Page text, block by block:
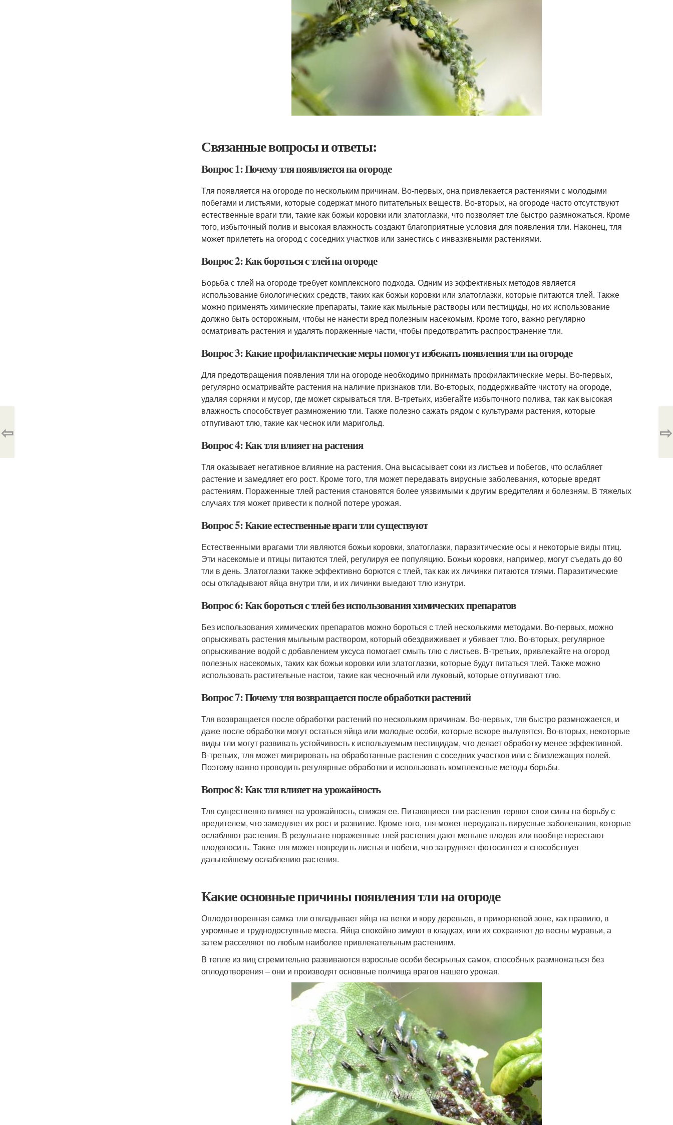
Связанные вопросы и ответы:
Вопрос 1: Почему тля появляется на огороде
Тля появляется на огороде по нескольким причинам. Во-первых, она привлекается растениями с молодыми
побегами и листьями, которые содержат много питательных веществ. Во-вторых, на огороде часто отсутствуют
естественные враги тли, такие как божьи коровки или златоглазки, что позволяет тле быстро размножаться. Кроме
того, избыточный полив и высокая влажность создают благоприятные условия для появления тли. Наконец, тля
может прилететь на огород с соседних участков или занестись с инвазивными растениями.
Вопрос 2: Как бороться с тлей на огороде
Борьба с тлей на огороде требует комплексного подхода. Одним из эффективных методов является
использование биологических средств, таких как божьи коровки или златоглазки, которые питаются тлей. Также
можно применять химические препараты, такие как мыльные растворы или пестициды, но их использование
должно быть осторожным, чтобы не нанести вред полезным насекомым. Кроме того, важно регулярно
осматривать растения и удалять пораженные части, чтобы предотвратить распространение тли.
Вопрос 3: Какие профилактические меры помогут избежать появления тли на огороде
Для предотвращения появления тли на огороде необходимо принимать профилактические меры. Во-первых,
регулярно осматривайте растения на наличие признаков тли. Во-вторых, поддерживайте чистоту на огороде,
удаляя сорняки и мусор, где может скрываться тля. В-третьих, избегайте избыточного полива, так как высокая
влажность способствует размножению тли. Также полезно сажать рядом с культурами растения, которые
отпугивают тлю, такие как чеснок или маригольд.
Вопрос 4: Как тля влияет на растения
Тля оказывает негативное влияние на растения. Она высасывает соки из листьев и побегов, что ослабляет
растение и замедляет его рост. Кроме того, тля может передавать вирусные заболевания, которые вредят
растениям. Пораженные тлей растения становятся более уязвимыми к другим вредителям и болезням. В тяжелых
случаях тля может привести к полной потере урожая.
Вопрос 5: Какие естественные враги тли существуют
Естественными врагами тли являются божьи коровки, златоглазки, паразитические осы и некоторые виды птиц.
Эти насекомые и птицы питаются тлей, регулируя ее популяцию. Божьи коровки, например, могут съедать до 60
тли в день. Златоглазки также эффективно борются с тлей, так как их личинки питаются тлями. Паразитические
осы откладывают яйца внутри тли, и их личинки выедают тлю изнутри.
Вопрос 6: Как бороться с тлей без использования химических препаратов
Без использования химических препаратов можно бороться с тлей несколькими методами. Во-первых, можно
опрыскивать растения мыльным раствором, который обездвиживает и убивает тлю. Во-вторых, регулярное
опрыскивание водой с добавлением уксуса помогает смыть тлю с листьев. В-третьих, привлекайте на огород
полезных насекомых, таких как божьи коровки или златоглазки, которые будут питаться тлей. Также можно
использовать растительные настои, такие как чесночный или луковый, которые отпугивают тлю.
Вопрос 7: Почему тля возвращается после обработки растений
Тля возвращается после обработки растений по нескольким причинам. Во-первых, тля быстро размножается, и
даже после обработки могут остаться яйца или молодые особи, которые вскоре вылупятся. Во-вторых, некоторые
виды тли могут развивать устойчивость к используемым пестицидам, что делает обработку менее эффективной.
В-третьих, тля может мигрировать на обработанные растения с соседних участков или с близлежащих полей.
Поэтому важно проводить регулярные обработки и использовать комплексные методы борьбы.
Вопрос 8: Как тля влияет на урожайность
Тля существенно влияет на урожайность, снижая ее. Питающиеся тли растения теряют свои силы на борьбу с
вредителем, что замедляет их рост и развитие. Кроме того, тля может передавать вирусные заболевания, которые
ослабляют растения. В результате пораженные тлей растения дают меньше плодов или вообще перестают
плодоносить. Также тля может повредить листья и побеги, что затрудняет фотосинтез и способствует
дальнейшему ослаблению растения.
Какие основные причины появления тли на огороде
Оплодотворенная самка тли откладывает яйца на ветки и кору деревьев, в прикорневой зоне, как правило, в
укромные и труднодоступные места. Яйца спокойно зимуют в кладках, или их сохраняют до весны муравьи, а
затем расселяют по любым наиболее привлекательным растениям.
В тепле из яиц стремительно развиваются взрослые особи бескрылых самок, способных размножаться без
оплодотворения – они и производят основные полчища врагов нашего урожая.
⇦ ⇨